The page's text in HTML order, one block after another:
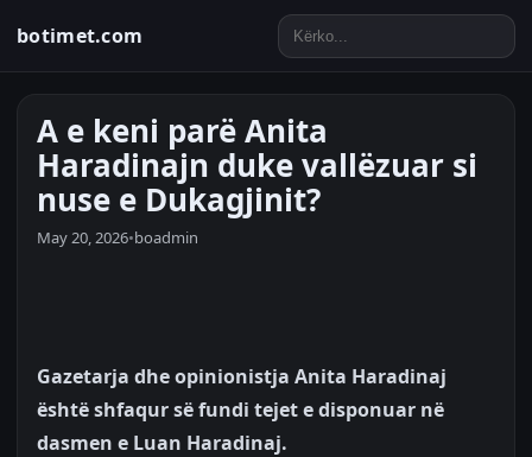
botimet.com
A e keni parë Anita
Haradinajn duke vallëzuar si
nuse e Dukagjinit?
May 20, 2026•boadmin
Gazetarja dhe opinionistja Anita Haradinaj
është shfaqur së fundi tejet e disponuar në
dasmen e Luan Haradinaj.